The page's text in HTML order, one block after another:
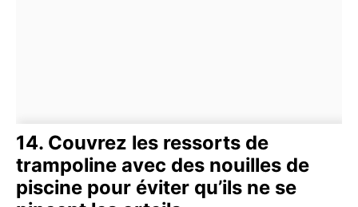
14. Couvrez les ressorts de
trampoline avec des nouilles de
piscine pour éviter qu’ils ne se